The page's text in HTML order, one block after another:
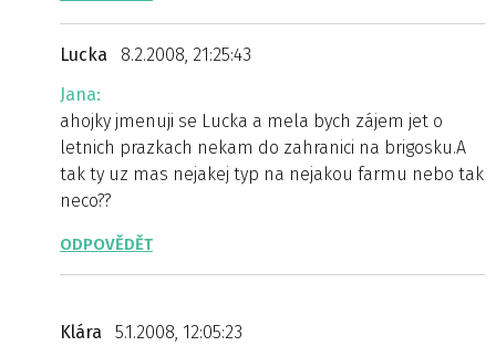
Lucka
8.2.2008, 21:25:43
Jana:
ahojky jmenuji se Lucka a mela bych zájem jet o
letnich prazkach nekam do zahranici na brigosku.A
tak ty uz mas nejakej typ na nejakou farmu nebo tak
neco??
ODPOVĚDĚT
Klára
5.1.2008, 12:05:23